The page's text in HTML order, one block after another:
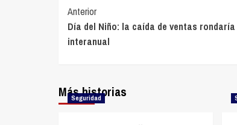
Navegación
de
entradas
Anterior
Día del Niño: la caída de ventas rondaría
interanual
Más historias
Seguridad